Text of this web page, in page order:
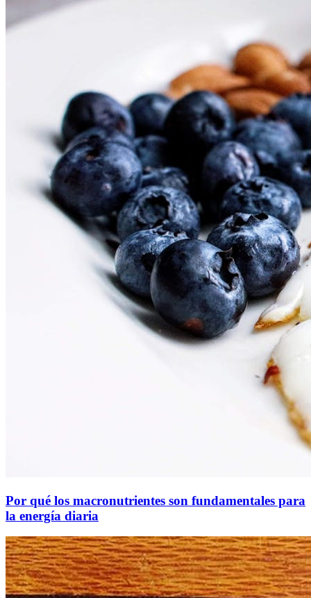
Por qué los macronutrientes son fundamentales para
la energía diaria